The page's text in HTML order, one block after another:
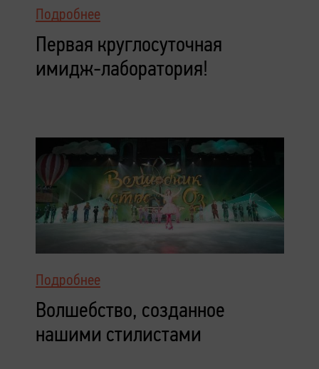
Подробнее
Первая круглосуточная
имидж-лаборатория!
Подробнее
Волшебство, созданное
нашими стилистами